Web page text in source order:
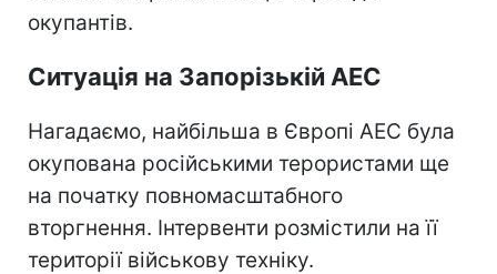
окупантів.
Ситуація на Запорізькій АЕС
Нагадаємо, найбільша в Європі АЕС була
окупована російськими терористами ще
на початку повномасштабного
вторгнення. Інтервенти розмістили на її
території військову техніку.